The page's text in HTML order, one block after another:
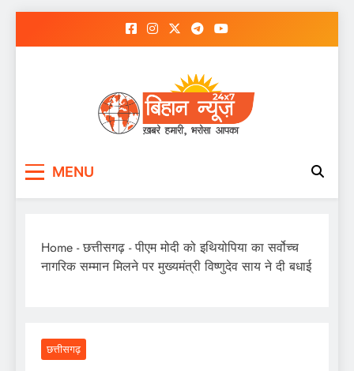
MENU
Home -छत्तीसगढ़ -पीएम मोदी को इथियोपिया का सर्वोच्च
नागरिक सम्मान मिलने पर मुख्यमंत्री विष्णुदेव साय ने दी बधाई
छत्तीसगढ़